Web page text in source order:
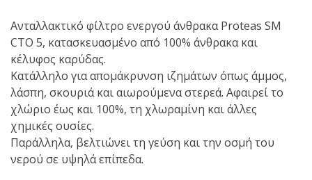
Ανταλλακτικό φίλτρο ενεργού άνθρακα Proteas SM
CTO 5, κατασκευασμένο από 100% άνθρακα και
κέλυφος καρύδας.
Κατάλληλο για απομάκρυνση ιζημάτων όπως άμμος,
λάσπη, σκουριά και αιωρούμενα στερεά. Αφαιρεί το
χλώριο έως και 100%, τη χλωραμίνη και άλλες
χημικές ουσίες.
Παράλληλα, βελτιώνει τη γεύση και την οσμή του
νερού σε υψηλά επίπεδα.